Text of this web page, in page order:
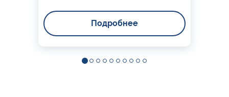
Подробнее